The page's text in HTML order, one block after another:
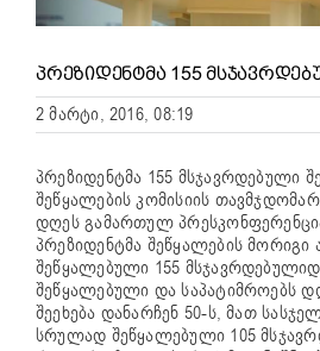
ᲞᲠᲔᲖᲘᲓᲔᲜᲢᲛᲐ 155
2 მარტი, 2016, 08:19
პრეზიდენტმა 155 მსჯავრდებული
შეწყალების კომისიის
დღეს გამართულ
პრეზიდენტმა შეწყალების მორიგი
შეწყალებული 155
შეწყალებული და საპატიმროებს
შეეხება დანარჩენ 50-ს, მათ
სრულად შეწყალებული 105